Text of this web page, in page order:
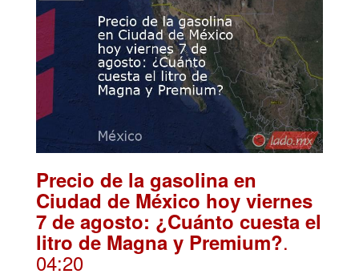
Precio de la gasolina en
Ciudad de México hoy viernes
7 de agosto: ¿Cuánto cuesta el
litro de Magna y Premium?.
04:20